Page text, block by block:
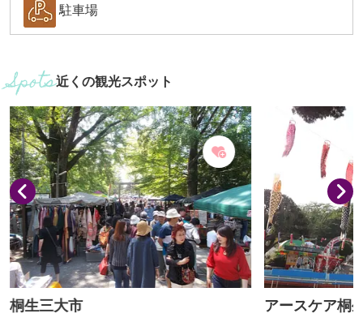
駐車場
近くの観光スポット
桐生三大市 アースケア桐